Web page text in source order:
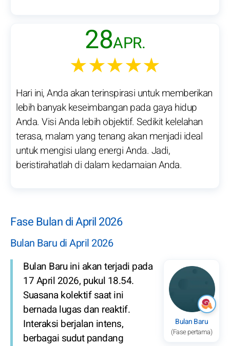
28APR.
★★★★★
Hari ini, Anda akan terinspirasi untuk memberikan
lebih banyak keseimbangan pada gaya hidup
Anda. Visi Anda lebih objektif. Sedikit kelelahan
terasa, malam yang tenang akan menjadi ideal
untuk mengisi ulang energi Anda. Jadi,
beristirahatlah di dalam kedamaian Anda.
Fase Bulan di April 2026
Bulan Baru di April 2026
Bulan Baru
(Fase pertama)
Bulan Baru ini akan terjadi pada
17 April 2026, pukul 18.54.
Suasana kolektif saat ini
bernada lugas dan reaktif.
Interaksi berjalan intens,
berbagai sudut pandang